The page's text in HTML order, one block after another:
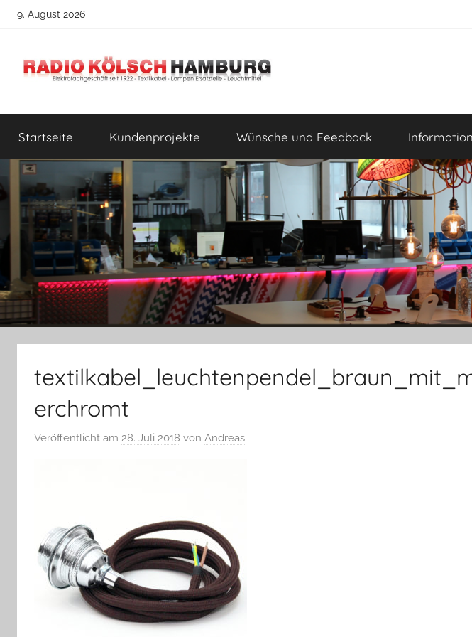
Zum9. August 2026
Radio
Kölsch
Hamburg
Lampenbau
Tipps
Startseite Kundenprojekte Wünsche und Feedback
erchromt
Veröffentlicht am 28. Juli 2018 von Andreas